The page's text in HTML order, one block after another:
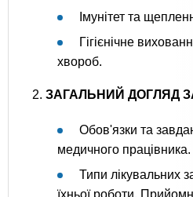
Імунітет та
Гігієнічне
хвороб.
2. ЗАГАЛЬНИЙ ДОГЛЯД
Обов'язки та
медичного працівника.
Типи лікувальних
їхньої роботи.